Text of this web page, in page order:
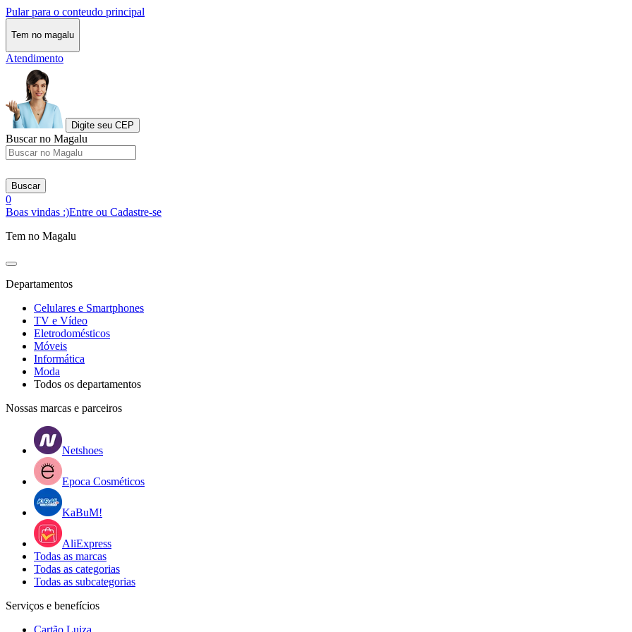
Pular para o conteudo principal
Tem no magalu
Atendimento
Digite seu CEP
Buscar no Magalu
Buscar
0
Boas vindas :)Entre ou Cadastre-se
Tem no Magalu
Departamentos
Celulares e Smartphones
TV e Vídeo
Eletrodomésticos
Móveis
Informática
Moda
Todos os departamentos
Nossas marcas e parceiros
Netshoes
Epoca Cosméticos
KaBuM!
AliExpress
Todas as marcas
Todas as categorias
Todas as subcategorias
Serviços e benefícios
Cartão Luiza